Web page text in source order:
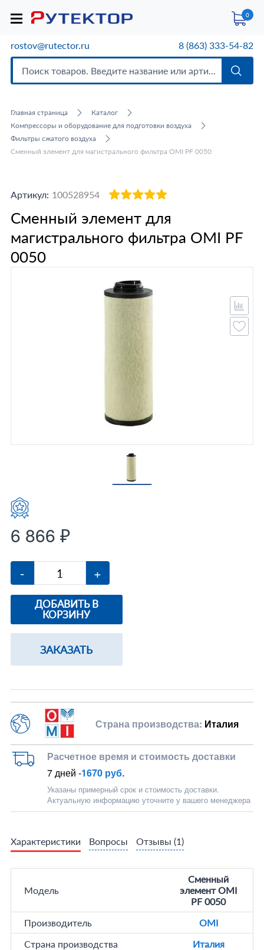
0
rostov@rutector.ru 8 (863) 333-54-82
Главная страница
Каталог
Компрессоры и оборудование для подготовки воздуха
Фильтры сжатого воздуха
Сменный элемент для магистрального фильтра OMI PF 0050
Артикул: 100528954
Сменный элемент для
магистрального фильтра OMI PF
0050
6 866 ₽
- +
ДОБАВИТЬ В
КОРЗИНУ
ЗАКАЗАТЬ
Страна производства: Италия
Расчетное время и стоимость доставки
7 дней -1670 руб.
Указаны примерный срок и стоимость доставки.
Актуальную информацию уточните у вашего менеджера
Характеристики Вопросы Отзывы (1)
Модель
Сменный
элемент OMI
PF 0050
Производитель
OMI
Страна производства
Италия